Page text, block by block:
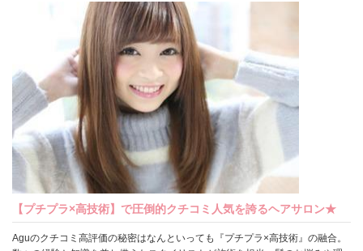
【プチプラ×高技術】で圧倒的クチコミ人気を誇るヘアサロン★
Aguのクチコミ高評価の秘密はなんといっても『プチプラ×高技術』の融合。